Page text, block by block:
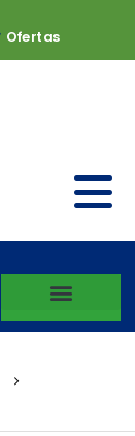
Ofertas